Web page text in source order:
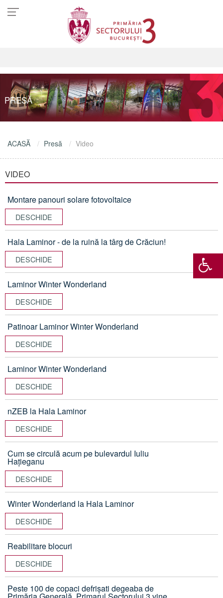
PRESĂ
ACASĂ Presă Video
VIDEO
Montare panouri solare fotovoltaice
DESCHIDE
Hala Laminor - de la ruină la târg de Crăciun!
DESCHIDE
Laminor Winter Wonderland
DESCHIDE
Patinoar Laminor Winter Wonderland
DESCHIDE
Laminor Winter Wonderland
DESCHIDE
nZEB la Hala Laminor
DESCHIDE
Cum se circulă acum pe bulevardul Iuliu
Hațieganu
DESCHIDE
Winter Wonderland la Hala Laminor
DESCHIDE
Reabilitare blocuri
DESCHIDE
Peste 100 de copaci defrișati degeaba de